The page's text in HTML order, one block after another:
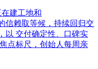
建工地和
信赖取等候，持续回归交
以 交付确定性、口碑实
点标尺，创始人每周亲